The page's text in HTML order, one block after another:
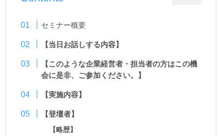
セミナー概要
【当日お話しする内容】
【このような企業経営者・担当者の方はこの機
会に是非、ご参加ください。】
【実施内容】
【登壇者】
【略歴】